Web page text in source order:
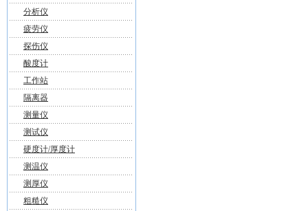
分析仪
疲劳仪
探伤仪
酸度计
工作站
隔离器
测量仪
测试仪
硬度计/厚度计
测温仪
测厚仪
粗糙仪